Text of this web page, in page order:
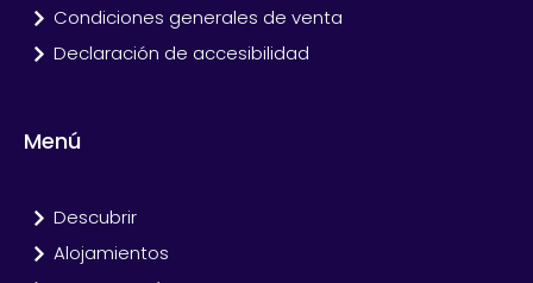
Condiciones generales de venta
Declaración de accesibilidad
Menú
Descubrir
Alojamientos